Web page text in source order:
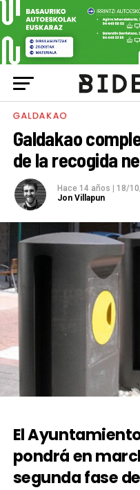
GALDAKAO
Galdakao
de la recogida
Hace 14 años
18/
Jon Villapun
El
pondrá en
segunda fase